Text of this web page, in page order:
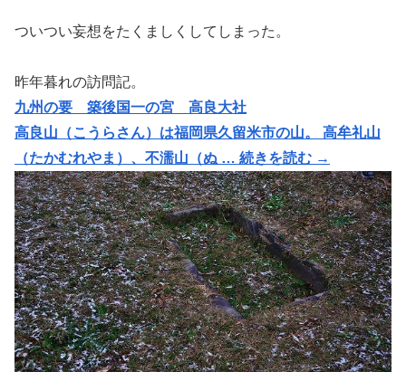
ついつい妄想をたくましくしてしまった。
昨年暮れの訪問記。
九州の要 築後国一の宮 高良大社
高良山（こうらさん）は福岡県久留米市の山。 高牟礼山
（たかむれやま）、不濡山（ぬ … 続きを読む →